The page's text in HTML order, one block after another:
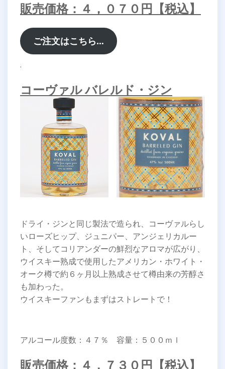
販売価格：４，０７０円【税込】
ご注文はこちら…
.
コーヴァル バレルド・ジン
ドライ・ジンと同じ製法で造られ、コーヴァルらし
いローズヒップ、ジュニパー、アンジェリカルー
ト、そしてコリアンダーの鮮烈なアロマが広がり、
ウイスキー熟成で使用したアメリカン・ホワイト・
オーク樽で約６ヶ月以上熟成させて樽由来の芳醇さ
も加わった。
ウイスキーファンもまずはストレートで！
アルコール度数：４７％ 容量：５００ｍｌ
販売価格：４，７３０円【税込】